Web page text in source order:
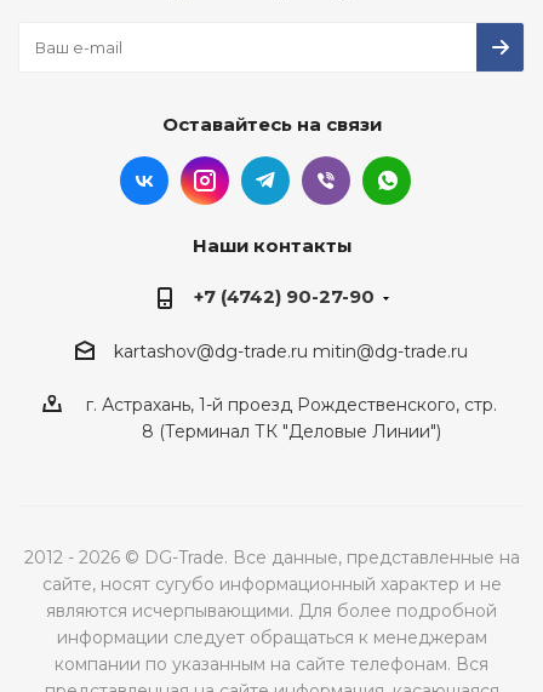
Оставайтесь на связи
Наши контакты
+7 (4742) 90-27-90
kartashov@dg-trade.ru mitin@dg-trade.ru
г. Астрахань, 1-й проезд Рождественского, стр.
8 (Терминал ТК "Деловые Линии")
2012 - 2026 © DG-Trade. Все данные, представленные на
сайте, носят сугубо информационный характер и не
являются исчерпывающими. Для более подробной
информации следует обращаться к менеджерам
компании по указанным на сайте телефонам. Вся